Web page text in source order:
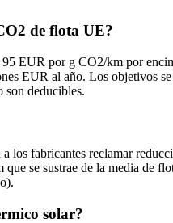
de flota UE?
EUR por g CO2/km por
EUR al año. Los objetivos
son deducibles.
fabricantes reclamar
se sustrae de la media
solar?